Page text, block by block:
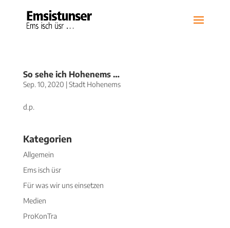
So sehe ich Hohenems …
Sep. 10, 2020 |Stadt Hohenems
d.p.
Kategorien
Allgemein
Ems isch üsr
Für was wir uns einsetzen
Medien
ProKonTra